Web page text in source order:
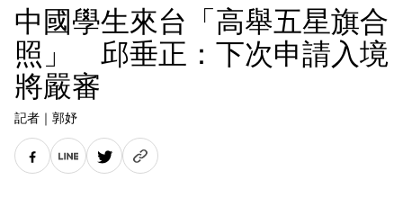
中國學生來台「高舉五星旗合
照」 邱垂正：下次申請入境
將嚴審
記者 ｜ 郭妤